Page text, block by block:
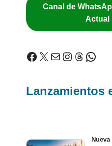
Canal de
Actual
Lanzamientos